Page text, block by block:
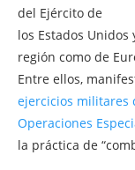
del Ejército de
los Estados
región como de
Entre ellos,
ejercicios militares
Operaciones
la práctica de